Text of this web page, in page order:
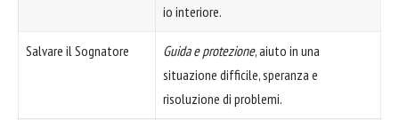
io interiore.
Salvare il Sognatore Guida e protezione, aiuto in una
situazione difficile, speranza e
risoluzione di problemi.